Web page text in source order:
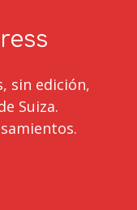
sin edición,
Suiza.